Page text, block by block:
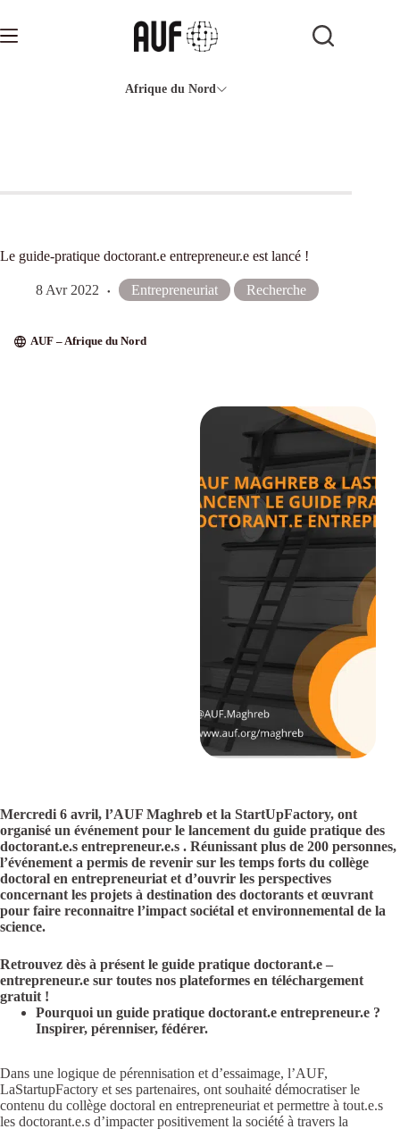
contenu
Afrique du Nord
Le guide-pratique doctorant.e entrepreneur.e est lancé !
8 Avr 2022 Entrepreneuriat Recherche
AUF – Afrique du Nord
Mercredi 6 avril, l’AUF Maghreb et la StartUpFactory, ont
organisé un événement pour le lancement du guide pratique des
doctorant.e.s entrepreneur.e.s . Réunissant plus de 200 personnes,
l’événement a permis de revenir sur les temps forts du collège
doctoral en entrepreneuriat et d’ouvrir les perspectives
concernant les projets à destination des doctorants et œuvrant
pour faire reconnaitre l’impact sociétal et environnemental de la
science.
Retrouvez dès à présent le guide pratique doctorant.e –
entrepreneur.e sur toutes nos plateformes en téléchargement
gratuit !
Pourquoi un guide pratique doctorant.e entrepreneur.e ?
Inspirer, pérenniser, fédérer.
Dans une logique de pérennisation et d’essaimage, l’AUF,
LaStartupFactory et ses partenaires, ont souhaité démocratiser le
contenu du collège doctoral en entrepreneuriat et permettre à tout.e.s
les doctorant.e.s d’impacter positivement la société à travers la